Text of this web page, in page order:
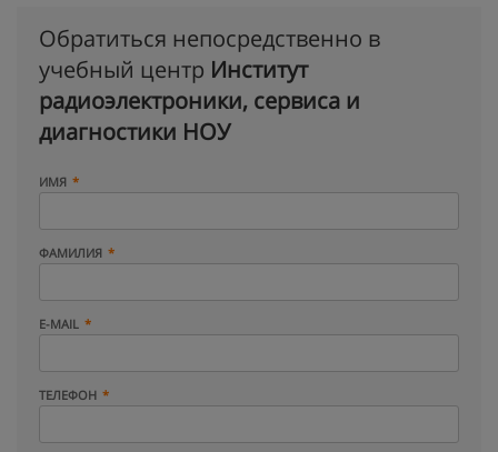
Обратиться непосредственно в
учебный центр Институт
радиоэлектроники, сервиса и
диагностики НОУ
ИМЯ
ФАМИЛИЯ
E-MAIL
ТЕЛЕФОН